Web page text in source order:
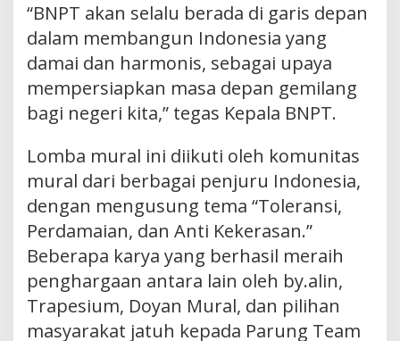
“BNPT akan selalu berada di garis depan
dalam membangun Indonesia yang
damai dan harmonis, sebagai upaya
mempersiapkan masa depan gemilang
bagi negeri kita,” tegas Kepala BNPT.
Lomba mural ini diikuti oleh komunitas
mural dari berbagai penjuru Indonesia,
dengan mengusung tema “Toleransi,
Perdamaian, dan Anti Kekerasan.”
Beberapa karya yang berhasil meraih
penghargaan antara lain oleh by.alin,
Trapesium, Doyan Mural, dan pilihan
masyarakat jatuh kepada Parung Team